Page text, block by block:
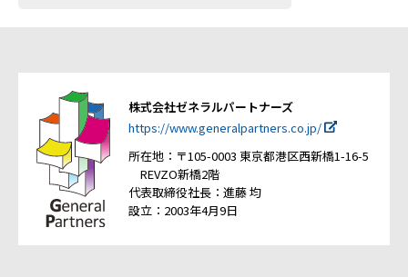
株式会社ゼネラルパートナーズ
https://www.generalpartners.co.jp/
所在地：〒105-0003 東京都港区西新橋1-16-5
REVZO新橋2階
代表取締役社長：進藤 均
設立：2003年4月9日